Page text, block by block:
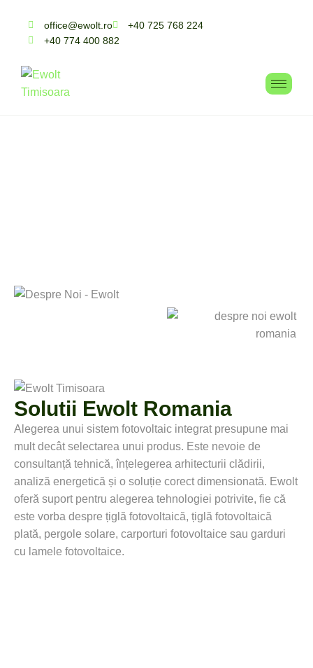
office@ewolt.ro
+40 725 768 224
+40 774 400 882
Solutii Ewolt Romania
Alegerea unui sistem fotovoltaic integrat presupune mai
mult decât selectarea unui produs. Este nevoie de
consultanță tehnică, înțelegerea arhitecturii clădirii,
analiză energetică și o soluție corect dimensionată. Ewolt
oferă suport pentru alegerea tehnologiei potrivite, fie că
este vorba despre țiglă fotovoltaică, țiglă fotovoltaică
plată, pergole solare, carporturi fotovoltaice sau garduri
cu lamele fotovoltaice.